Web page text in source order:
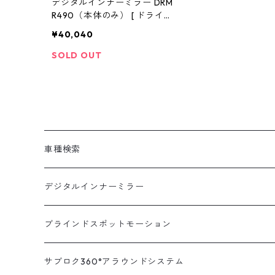
デジタルインナーミラー DRM
R490（本体のみ） [ ドライブ
車内 カメラ 分離型 ドラレコ
ミラー型 ドラレコ デジタルイ
¥40,040
SOLD OUT
車種検索
汎用
トヨタ
ハイエース200系
ニッサン
デジタルインナーミラー
汎用キット
車種別対応キット
ブラインドスポットモーション
汎用キット
サブロク360°アラウンドシステム